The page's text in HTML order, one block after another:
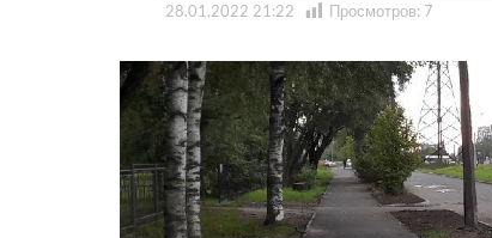
28.01.2022 21:22 Просмотров: 7